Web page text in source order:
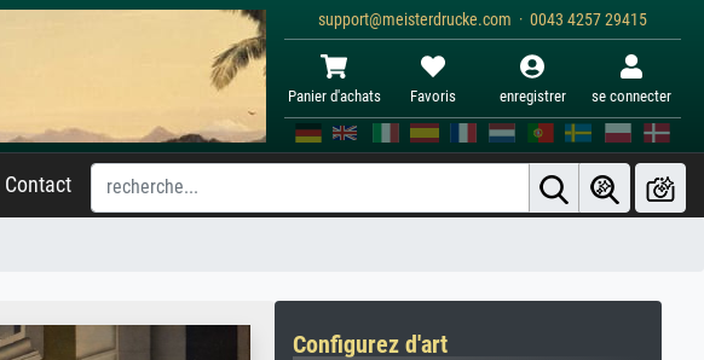
support@meisterdrucke.com · 0043 4257 29415
Panier d'achats Favoris enregistrer se connecter
Contact
Configurez d'art